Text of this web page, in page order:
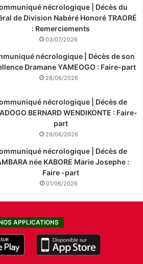
nécrologique | Décès du
de Division Nabéré Honoré TRAORÉ
: Remerciements
03/07/2026
nécrologique | Décès de son
Dramane YAMEOGO : Faire-part
28/06/2026
nécrologique | Décès de
BERNARD WENDIKONTE : Faire-
part
26/06/2026
nécrologique | Décès de
née KABORE Marie Josephe :
Faire -part
01/06/2026
APPLICATIONS